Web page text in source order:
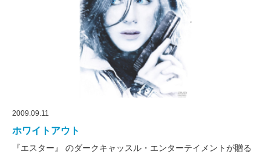
2009.09.11
ホワイトアウト
『エスター』 のダークキャッスル・エンターテイメントが贈る